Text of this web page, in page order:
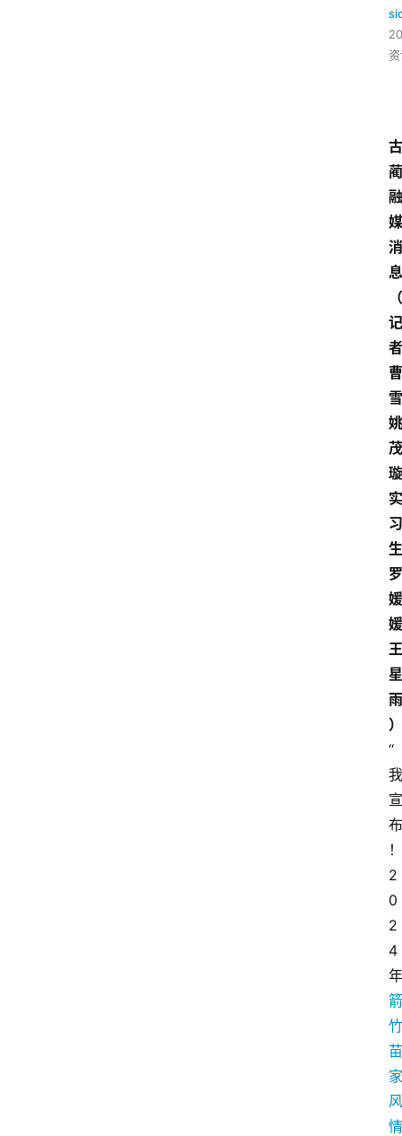
古
蔺
融
媒
消
息
（
记
者
曹
雪
姚
茂
璇
实
习
生
罗
媛
媛
王
星
雨
）
“
我
宣
布
！
2
0
2
4
年
箭
竹
苗
家
风
情